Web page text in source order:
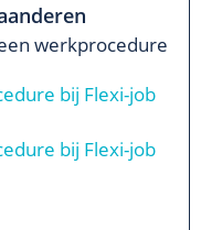
werkprocedure
bij Flexi-job
bij Flexi-job